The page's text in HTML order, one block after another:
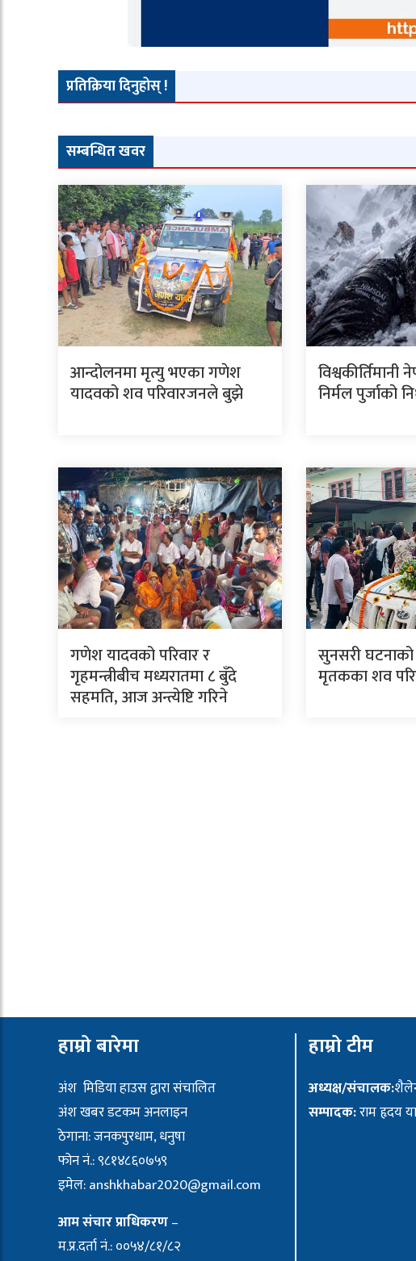
प्रतिक्रिया दिनुहोस् !
सम्बन्धित खवर
आन्दोलनमा मृत्यु भएका गणेश
यादवको शव परिवारजनले बुझे
विश्वकीर्तिमानी
निर्मल पुर्जाको
गणेश यादवको परिवार र
गृहमन्त्रीबीच मध्यरातमा ८ बुँदे
सहमति, आज अन्त्येष्टि गरिने
सुनसरी
मृतकका शव
हाम्रो बारेमा
अंश मिडिया हाउस द्वारा संचालित
अंश खबर डटकम अनलाइन
ठेगाना: जनकपुरधाम, धनुषा
फोन नं.: ९८१४८६०७५९
इमेल:anshkhabar2020@gmail.com
आम संचार प्राधिकरण–
म.प्र.दर्ता नं.: ००५४/८१/८२
हाम्रो टीम
अध्यक्ष/संचालक:
सम्पादक:राम हृदय